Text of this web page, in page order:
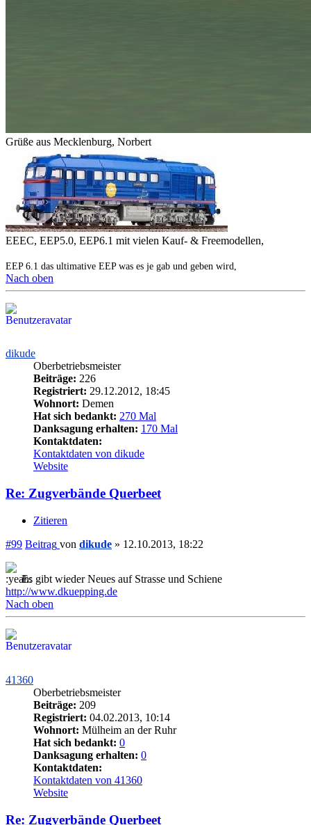
Grüße aus Mecklenburg, Norbert
EEEC, EEP5.0, EEP6.1 mit vielen Kauf- & Freemodellen,
EEP 6.1 das ultimative EEP was es je gab und geben wird,
Nach oben
dikude
Oberbetriebsmeister
Beiträge: 226
Registriert: 29.12.2012, 18:45
Wohnort: Demen
Hat sich bedankt: 270 Mal
Danksagung erhalten: 170 Mal
Kontaktdaten:
Kontaktdaten von dikude
Website
Re: Zugverbände Querbeet
Zitieren
#99 Beitrag von dikude » 12.10.2013, 18:22
Es gibt wieder Neues auf Strasse und Schiene
http://www.dkuepping.de
Nach oben
41360
Oberbetriebsmeister
Beiträge: 209
Registriert: 04.02.2013, 10:14
Wohnort: Mülheim an der Ruhr
Hat sich bedankt: 0
Danksagung erhalten: 0
Kontaktdaten:
Kontaktdaten von 41360
Website
Re: Zugverbände Querbeet